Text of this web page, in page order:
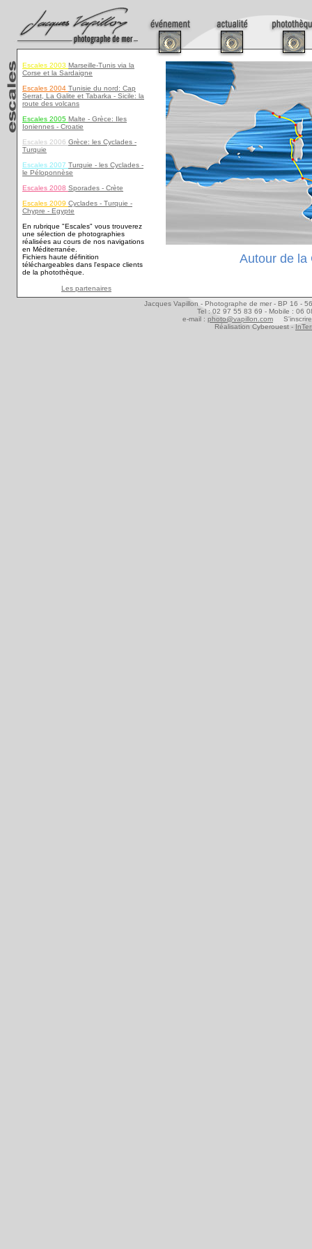
Escales 2003 Marseille-Tunis via la
Corse et la Sardaigne
Escales 2004 Tunisie du nord: Cap
Serrat, La Galite et Tabarka - Sicile: la
route des volcans
Escales 2005 Malte - Grèce: Iles
Ioniennes - Croatie
Escales 2006 Grèce: les Cyclades -
Turquie
Escales 2007 Turquie - les Cyclades -
le Péloponnèse
Escales 2008 Sporades - Crète
Escales 2009 Cyclades - Turquie -
Chypre - Egypte
En rubrique "Escales" vous trouverez
une sélection de photographies
réalisées au cours de nos navigations
en Méditerranée.
Fichiers haute définition
téléchargeables dans l'espace clients
de la photothèque.
Autour de la
Les partenaires
Jacques Vapillon - Photographe de mer - BP 16 -
Tel : 02 97 55 83 69 - Mobile : 06
e-mail : photo@vapillon.com
Réalisation Cyberouest -